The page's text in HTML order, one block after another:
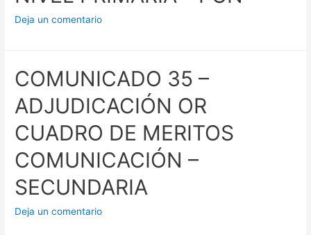
Deja un comentario
COMUNICADO 35 –
ADJUDICACIÓN OR
CUADRO DE MERITOS
COMUNICACIÓN –
SECUNDARIA
Deja un comentario